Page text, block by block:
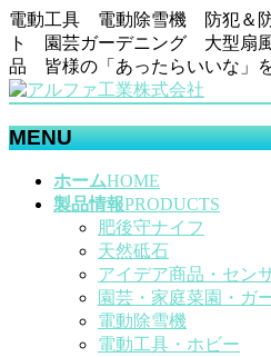
電動工具 電動除雪機 防犯＆
ト 園芸ガーデニング 大型扇
品 皆様の「あったらいいな」
MENU
ホームHOME
製品情報PRODUCTS
肥後守ナイフ
天然砥石
アイデア商品・セン
園芸・家庭菜園・ガ
電動除雪機
電動工具・ホビー